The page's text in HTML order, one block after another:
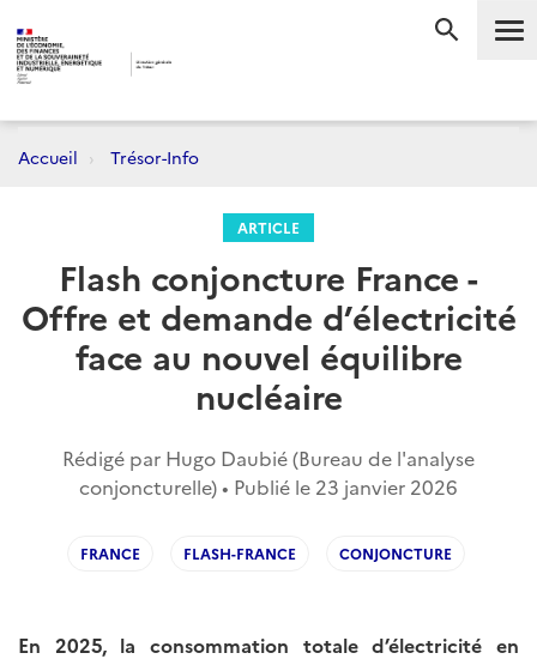
Accueil Trésor-Info
ARTICLE
Flash conjoncture France -
Offre et demande d’électricité
face au nouvel équilibre
nucléaire
Rédigé par Hugo Daubié (Bureau de l'analyse
conjoncturelle) • Publié le 23 janvier 2026
FRANCE FLASH-FRANCE CONJONCTURE
En 2025, la consommation totale d’électricité en